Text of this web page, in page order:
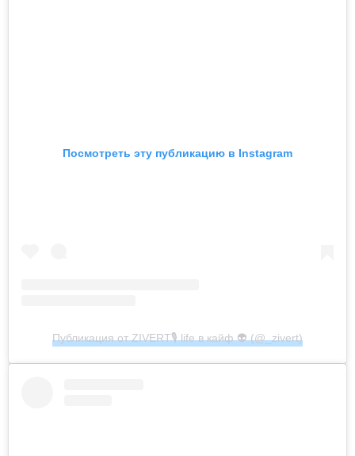
Посмотреть эту публикацию в Instagram
Публикация от ZIVERT🎙 life в кайф 👽 (@_zivert)